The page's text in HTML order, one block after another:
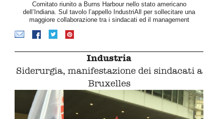
Comitato riunito a Burns Harbour nello stato americano
dell’Indiana. Sul tavolo l’appello IndustriAll per sollecitare una
maggiore collaborazione tra i sindacati ed il management
Industria
Siderurgia, manifestazione dei sindacati a
Bruxelles